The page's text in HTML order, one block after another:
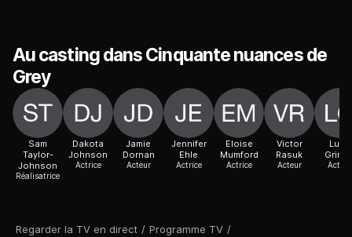
Regarder la TV en direct / Programme TV /
Au casting dans Cinquante nuances de
Grey
Sam
Taylor-
Johnson
Réalisatrice
Dakota
Johnson
Actrice
Jamie
Dornan
Acteur
Jennifer
Ehle
Actrice
Eloise
Mumford
Actrice
Victor
Rasuk
Acteur
Luke
Acteur